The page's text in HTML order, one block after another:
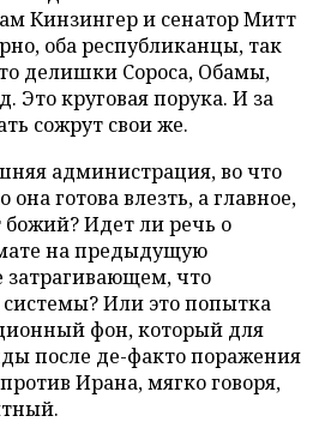
Кинзингер и сенатор Митт
оба республиканцы, так
делишки Сороса, Обамы,
Это круговая порука. И за
сожрут свои же.
администрация, во что
она готова влезть, а главное,
божий? Идет ли речь о
на предыдущую
что
системы? Или это попытка
фон, который для
после де-факто поражения
Ирана, мягко говоря,